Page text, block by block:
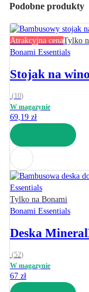
Podobne produkty
Atrakcyjna cenaTylko
Bonami Essentials
Stojak na wino
(10)
W magazynie
69,19 zł
DO KOSZYKA
Tylko na Bonami
Bonami Essentials
Deska Mineral
(52)
W magazynie
67 zł